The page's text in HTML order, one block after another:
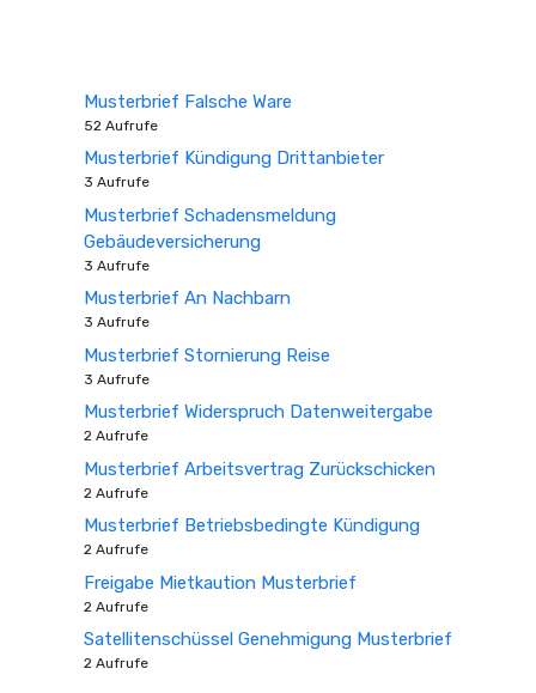
Musterbrief Falsche Ware
52 Aufrufe
Musterbrief Kündigung Drittanbieter
3 Aufrufe
Musterbrief Schadensmeldung
Gebäudeversicherung
3 Aufrufe
Musterbrief An Nachbarn
3 Aufrufe
Musterbrief Stornierung Reise
3 Aufrufe
Musterbrief Widerspruch Datenweitergabe
2 Aufrufe
Musterbrief Arbeitsvertrag Zurückschicken
2 Aufrufe
Musterbrief Betriebsbedingte Kündigung
2 Aufrufe
Freigabe Mietkaution Musterbrief
2 Aufrufe
Satellitenschüssel Genehmigung Musterbrief
2 Aufrufe